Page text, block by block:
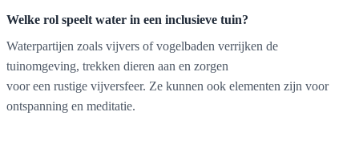
Welke rol speelt water in een inclusieve tuin?
Waterpartijen zoals vijvers of vogelbaden verrijken de
tuinomgeving, trekken dieren aan en zorgen
voor een rustige vijversfeer. Ze kunnen ook elementen zijn voor
ontspanning en meditatie.